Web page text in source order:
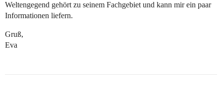
Weltengegend gehört zu seinem Fachgebiet und kann mir ein paar
Informationen liefern.
Gruß,
Eva